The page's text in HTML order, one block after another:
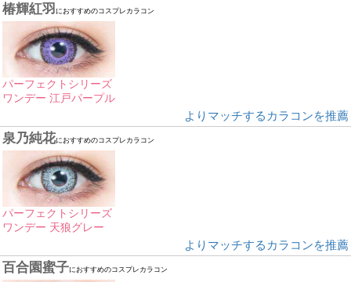
椿輝紅羽におすすめのコスプレカラコン
パーフェクトシリーズ
ワンデー 江戸パープル
よりマッチするカラコンを推薦
泉乃純花におすすめのコスプレカラコン
パーフェクトシリーズ
ワンデー 天狼グレー
よりマッチするカラコンを推薦
百合園蜜子におすすめのコスプレカラコン